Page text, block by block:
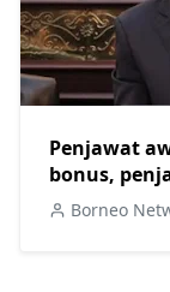
Penjawat
bonus,
RM700
Borneo